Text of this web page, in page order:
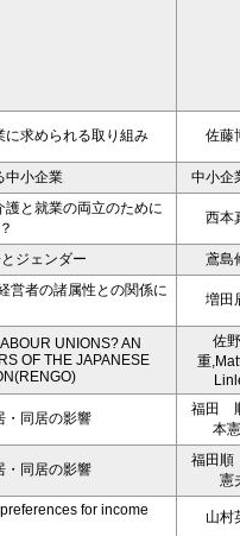
に求められる取り組み 佐藤
中小企業
中小企
と就業の両立のために
西本
ジェンダー
鳶島
営者の諸属性との関係に
増田
UNIONS? AN
OF THE JAPANESE
佐
重
・同居の影響
福田
本
・同居の影響
福田順
憲
for income
山村